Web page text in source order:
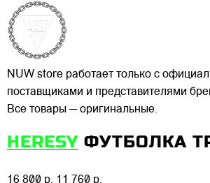
NUW store работает только с
поставщиками и представителями
Все товары — оригинальные.
HERESY ФУТБОЛКА
16 800 р. 11 760 р.